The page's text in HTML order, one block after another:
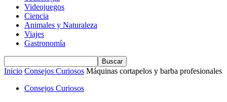
Videojuegos
Ciencia
Animales y Naturaleza
Viajes
Gastronomía
Inicio Consejos Curiosos Máquinas cortapelos y barba profesionales
Consejos Curiosos